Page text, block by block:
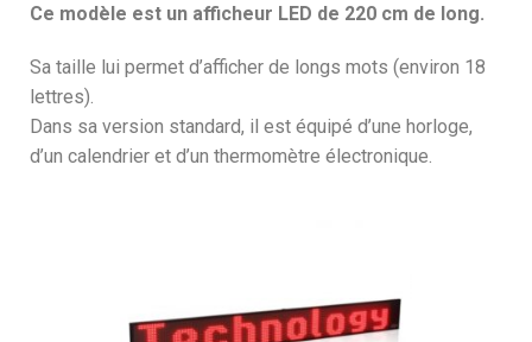
Ce modèle est un afficheur LED de 220 cm de long.
Sa taille lui permet d’afficher de longs mots (environ 18
lettres).
Dans sa version standard, il est équipé d’une horloge,
d’un calendrier et d’un thermomètre électronique.